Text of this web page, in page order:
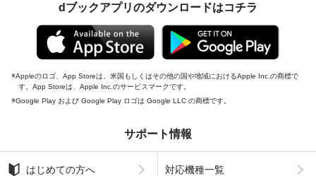
dブックアプリのダウンロードはコチラ
Appleのロゴ、App Storeは、米国もしくはその他の国や地域におけるApple Inc.の商標で
す。App Storeは、Apple Inc.のサービスマークです。
Google Play および Google Play ロゴは Google LLC の商標です。
サポート情報
はじめての方へ 対応機種一覧